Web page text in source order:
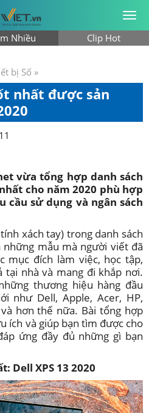
Nhiều Clip Hot
bị Số »
nhất được sản
vừa tổng hợp danh sách
cho năm 2020 phù hợp
sử dụng và ngân sách
xách tay) trong danh sách
mẫu mà người viết đã
mục đích làm việc, học tập,
tại nhà và mang đi khắp nơi.
thương hiệu hàng đầu
như Dell, Apple, Acer, HP,
hơn thế nữa. Bài tổng hợp
ích và giúp bạn tìm được cho
ứng đầy đủ những gì bạn
Dell XPS 13 2020